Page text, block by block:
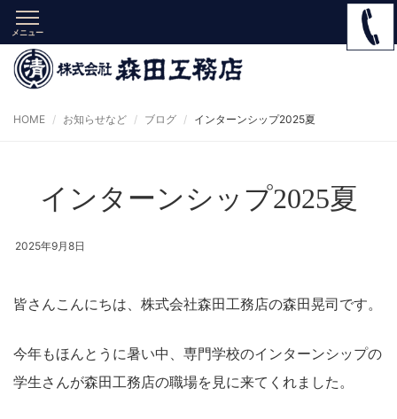
メニュー
HOME お知らせなど ブログ インターンシップ2025夏
インターンシップ2025夏
2025年9月8日
皆さんこんにちは、株式会社森田工務店の森田晃司です。
今年もほんとうに暑い中、専門学校のインターンシップの
学生さんが森田工務店の職場を見に来てくれました。